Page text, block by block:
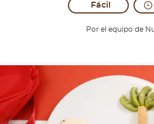
Fácil
Por el equipo de